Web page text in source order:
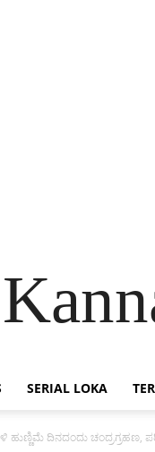
SERIAL LOKA
ದಿನದಂದು